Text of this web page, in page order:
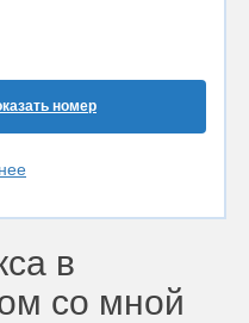
номер
в
со мной